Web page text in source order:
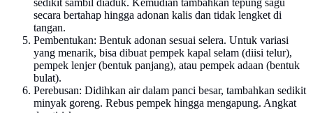
secara bertahap hingga adonan kalis dan tidak lengket di
tangan.
Pembentukan: Bentuk adonan sesuai selera. Untuk variasi
yang menarik, bisa dibuat pempek kapal selam (diisi telur),
pempek lenjer (bentuk panjang), atau pempek adaan (bentuk
bulat).
Perebusan: Didihkan air dalam panci besar, tambahkan sedikit
minyak goreng. Rebus pempek hingga mengapung. Angkat